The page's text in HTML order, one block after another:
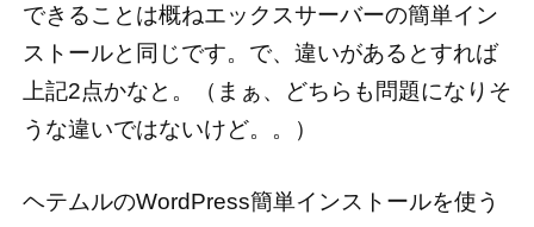
できることは概ねエックスサーバーの簡単イン
ストールと同じです。で、違いがあるとすれば
上記2点かなと。（まぁ、どちらも問題になりそ
うな違いではないけど。。）
ヘテムルのWordPress簡単インストールを使う